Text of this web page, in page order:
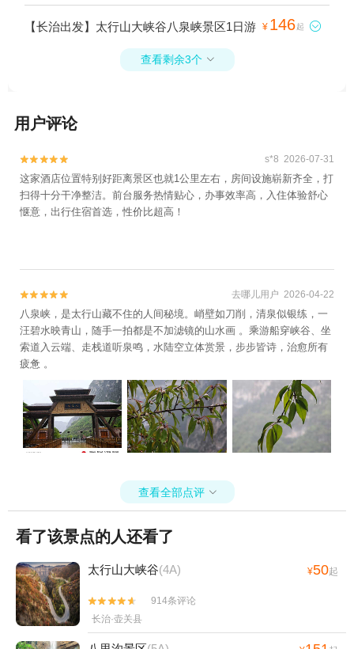
【长治出发】太行山大峡谷八泉峡景区1日游 ¥ 146起 
查看剩余3个 
用户评论

 s*8 2026-07-31
这家酒店位置特别好距离景区也就1公里左右，房间设施崭新齐全，打
扫得十分干净整洁。前台服务热情贴心，办事效率高，入住体验舒心
惬意，出行住宿首选，性价比超高！

 去哪儿用户 2026-04-22
八泉峡，是太行山藏不住的人间秘境。峭壁如刀削，清泉似银练，一
汪碧水映青山，随手一拍都是不加滤镜的山水画 。乘游船穿峡谷、坐
索道入云端、走栈道听泉鸣，水陆空立体赏景，步步皆诗，治愈所有
疲惫 。
查看全部点评 
看了该景点的人还看了
太行山大峡谷(4A) ¥50起


914条评论
长治·壶关县